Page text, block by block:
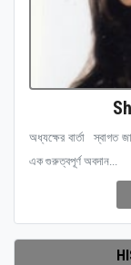
অধ্যক্ষের বার্তা স্বাগত
এক গুরুত্বপূর্ণ অবদান...